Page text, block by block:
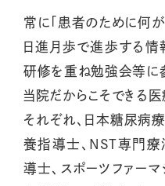
常に「患者のために何が
日進月歩で進歩する情
研修を重ね勉強会等に
当院だからこそできる医
それぞれ、日本糖尿病
養指導士、NST専門
導士、スポーツファー